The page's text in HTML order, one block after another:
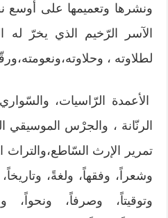
ونشرها وتعميمها على أوسع
الآسر الرّخيم الذي يخرّ
لطلاوته ،
الأعمدة الرّاسيات،
الرنّانة ، والجرْس
تمرير الإرث السّاطع،والتراث
وشعراً، وفقهاً، ولغةً،
وتوقيتاً، وصرفاً، ونحواً،